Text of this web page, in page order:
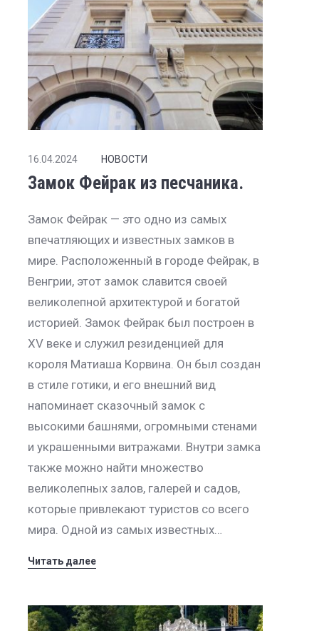
16.04.2024 НОВОСТИ
Замок Фейрак из песчаника.
Замок Фейрак — это одно из самых
впечатляющих и известных замков в
мире. Расположенный в городе Фейрак, в
Венгрии, этот замок славится своей
великолепной архитектурой и богатой
историей. Замок Фейрак был построен в
XV веке и служил резиденцией для
короля Матиаша Корвина. Он был создан
в стиле готики, и его внешний вид
напоминает сказочный замок с
высокими башнями, огромными стенами
и украшенными витражами. Внутри замка
также можно найти множество
великолепных залов, галерей и садов,
которые привлекают туристов со всего
мира. Одной из самых известных…
Читать далее